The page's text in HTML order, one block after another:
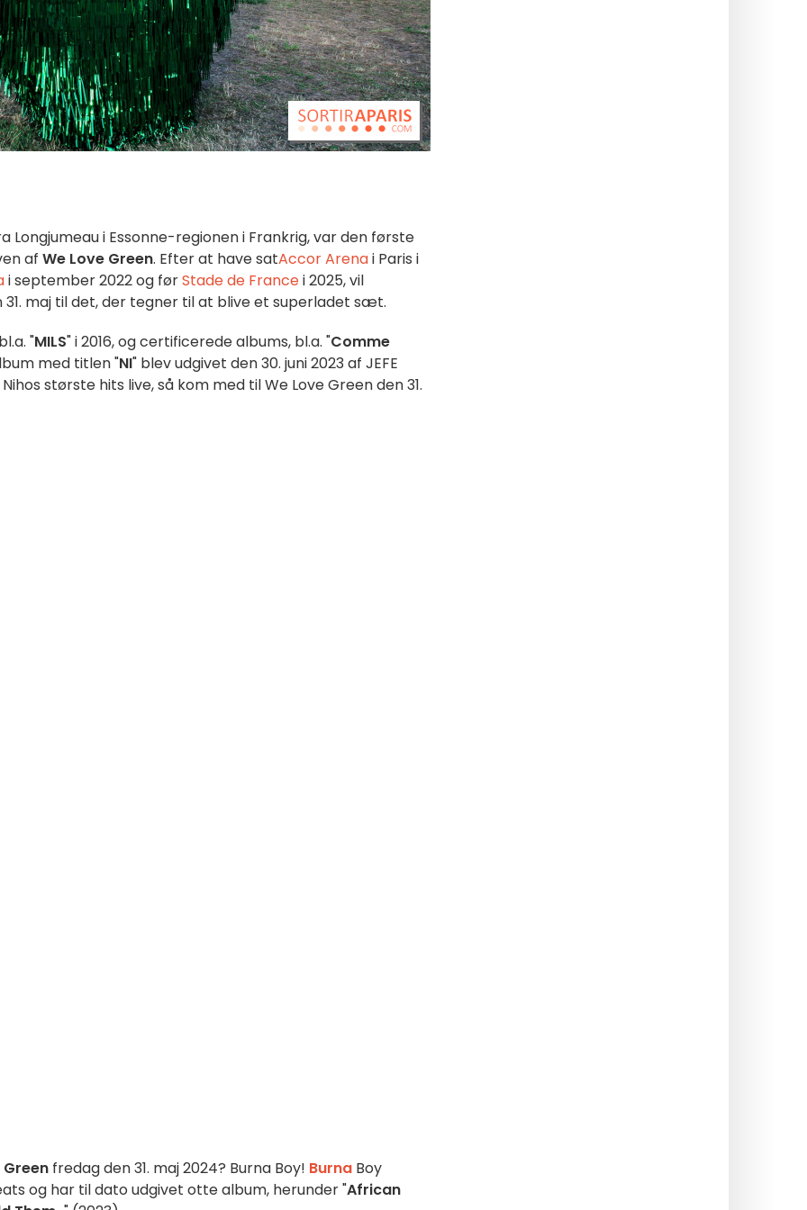
Longjumeau i Essonne-regionen i Frankrig, var den første
af We Love Green. Efter at have satAccor Arenai Paris i
i september 2022 og førStade de Francei 2025, vil
maj til det, der tegner til at blive et superladet sæt.
"MILS" i 2016, og certificerede albums, bl.a. "Comme
med titlen "NI" blev udgivet den 30. juni 2023 af JEFE
største hits live, så kom med til We Love Green den 31.
Green fredag den 31. maj 2024? Burna Boy! Burna Boy
og har til dato udgivet otte album, herunder "African